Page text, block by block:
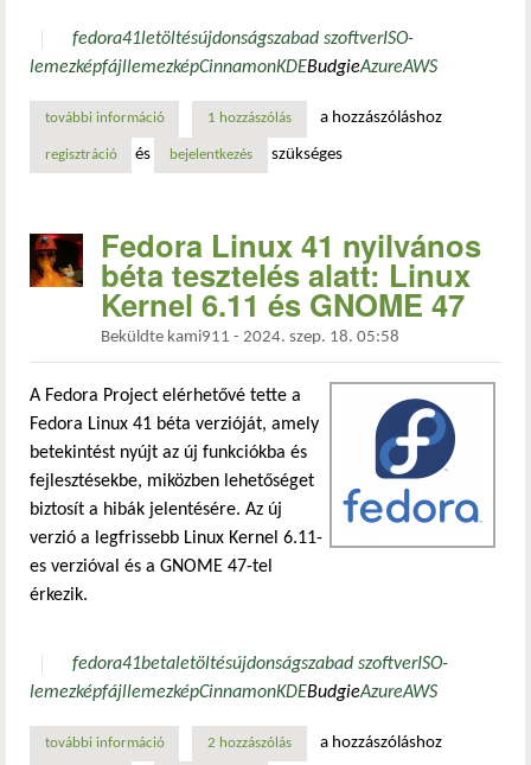
fedora41letöltésújdonságszabad szoftverISO-
lemezképfájllemezképCinnamonKDEBudgieAzureAWS
további információfedora linux 41: új kiadás linux kernel 6.11-gyel, dnf5-tel
1 hozzászólás a hozzászóláshoz
regisztráció és bejelentkezés szükséges
Fedora Linux 41 nyilvános
béta tesztelés alatt: Linux
Kernel 6.11 és GNOME 47
Beküldte kami911 - 2024. szep. 18. 05:58
A Fedora Project elérhetővé tette a
Fedora Linux 41 béta verzióját, amely
betekintést nyújt az új funkciókba és
fejlesztésekbe, miközben lehetőséget
biztosít a hibák jelentésére. Az új
verzió a legfrissebb Linux Kernel 6.11-
es verzióval és a GNOME 47-tel
érkezik.
fedora41betaletöltésújdonságszabad szoftverISO-
lemezképfájllemezképCinnamonKDEBudgieAzureAWS
további információfedora linux 41 nyilvános béta tesztelés alatt: linux kernel
2 hozzászólás a hozzászóláshoz